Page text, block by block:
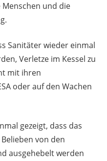
und die
Sanitäter wieder einmal
Verletze im Kessel zu
mit ihren
oder auf den Wachen
gezeigt, dass das
von den
ausgehebelt werden